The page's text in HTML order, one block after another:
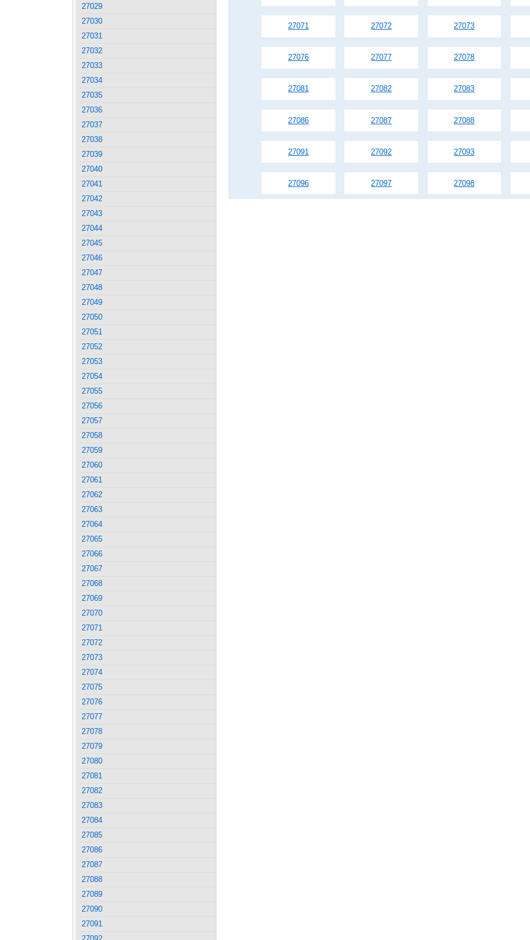
27071 27072 27073
27076 27077 27078
27081 27082 27083
27086 27087 27088
27091 27092 27093
27096 27097 27098
27029
27030
27031
27032
27033
27034
27035
27036
27037
27038
27039
27040
27041
27042
27043
27044
27045
27046
27047
27048
27049
27050
27051
27052
27053
27054
27055
27056
27057
27058
27059
27060
27061
27062
27063
27064
27065
27066
27067
27068
27069
27070
27071
27072
27073
27074
27075
27076
27077
27078
27079
27080
27081
27082
27083
27084
27085
27086
27087
27088
27089
27090
27091